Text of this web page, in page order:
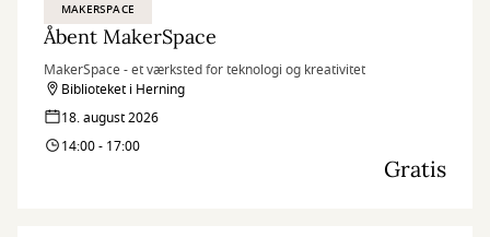
MAKERSPACE
Åbent MakerSpace
MakerSpace - et værksted for teknologi og kreativitet
Biblioteket i Herning
18. august 2026
14:00 - 17:00
Gratis